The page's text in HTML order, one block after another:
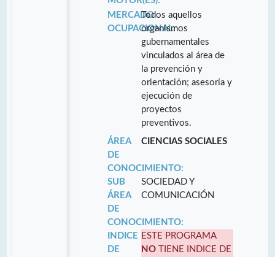
MERCADO
OCUPACIONAL:
Todos aquellos
organismos
gubernamentales
vinculados al área de
la prevención y
orientación; asesoría y
ejecución de
proyectos
preventivos.
ÁREA
DE
CONOCIMIENTO:
CIENCIAS SOCIALES
SUB
ÁREA
DE
CONOCIMIENTO:
SOCIEDAD Y
COMUNICACIÓN
INDICE
DE
ESTE PROGRAMA
NO TIENE INDICE DE